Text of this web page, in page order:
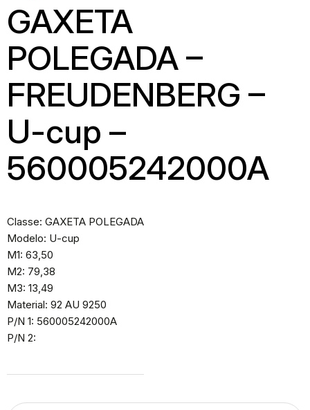
GAXETA
POLEGADA –
FREUDENBERG –
U-cup –
560005242000A
Classe: GAXETA POLEGADA
Modelo: U-cup
M1: 63,50
M2: 79,38
M3: 13,49
Material: 92 AU 9250
P/N 1: 560005242000A
P/N 2: